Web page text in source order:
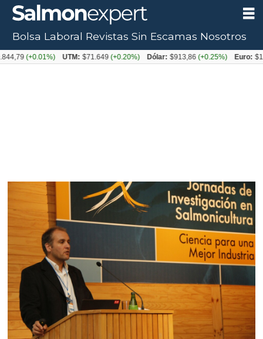
Bolsa Laboral Revistas Sin Escamas Nosotros
UTM: $71.649(+0.20%) Dólar: $913,86(+0.25%) Euro: $1053,08